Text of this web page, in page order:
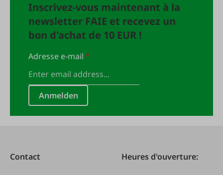
Inscrivez-vous maintenant à la
newsletter FAIE et recevez un
bon d'achat de 10 EUR !
Adresse e-mail*
Anmelden
Contact Heures d'ouverture: